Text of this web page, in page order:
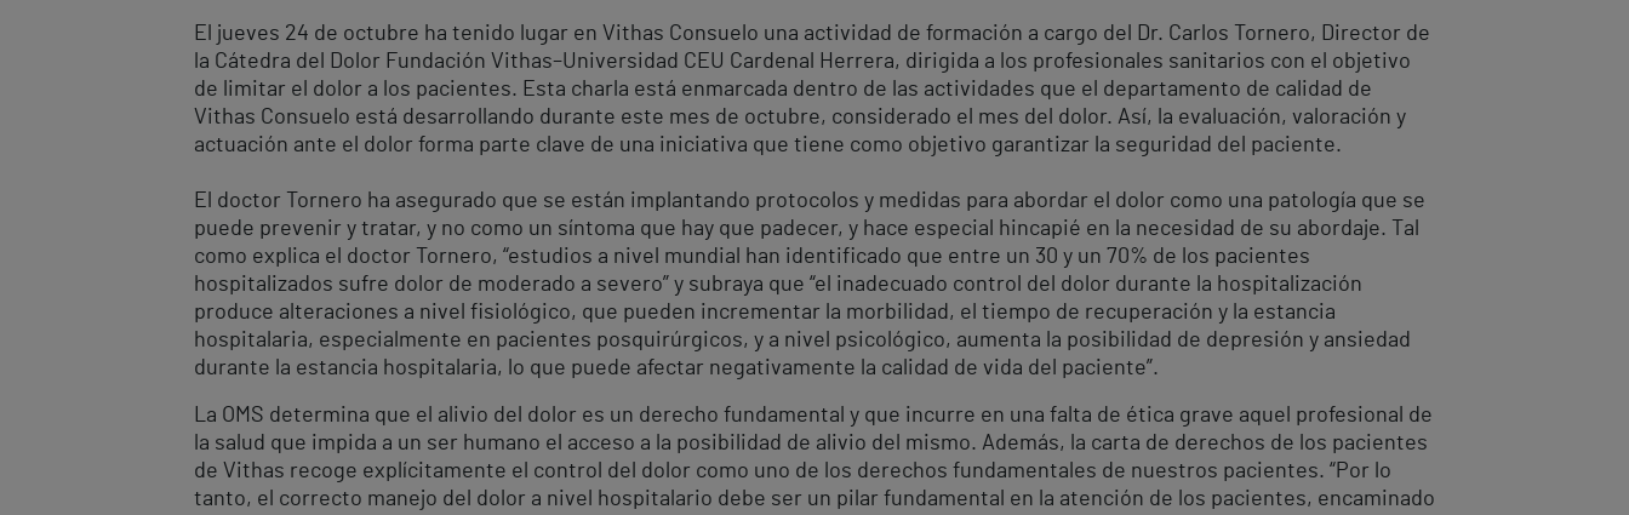
El jueves 24 de octubre ha tenido lugar en Vithas Consuelo una actividad de formación a cargo del Dr. Carlos Tornero, Director de
la Cátedra del Dolor Fundación Vithas–Universidad CEU Cardenal Herrera, dirigida a los profesionales sanitarios con el objetivo
de limitar el dolor a los pacientes. Esta charla está enmarcada dentro de las actividades que el departamento de calidad de
Vithas Consuelo está desarrollando durante este mes de octubre, considerado el mes del dolor. Así, la evaluación, valoración y
actuación ante el dolor forma parte clave de una iniciativa que tiene como objetivo garantizar la seguridad del paciente.
El doctor Tornero ha asegurado que se están implantando protocolos y medidas para abordar el dolor como una patología que se
puede prevenir y tratar, y no como un síntoma que hay que padecer, y hace especial hincapié en la necesidad de su abordaje. Tal
como explica el doctor Tornero, “estudios a nivel mundial han identificado que entre un 30 y un 70% de los pacientes
hospitalizados sufre dolor de moderado a severo” y subraya que “el inadecuado control del dolor durante la hospitalización
produce alteraciones a nivel fisiológico, que pueden incrementar la morbilidad, el tiempo de recuperación y la estancia
hospitalaria, especialmente en pacientes posquirúrgicos, y a nivel psicológico, aumenta la posibilidad de depresión y ansiedad
durante la estancia hospitalaria, lo que puede afectar negativamente la calidad de vida del paciente”.
La OMS determina que el alivio del dolor es un derecho fundamental y que incurre en una falta de ética grave aquel profesional de
la salud que impida a un ser humano el acceso a la posibilidad de alivio del mismo. Además, la carta de derechos de los pacientes
de Vithas recoge explícitamente el control del dolor como uno de los derechos fundamentales de nuestros pacientes. “Por lo
tanto, el correcto manejo del dolor a nivel hospitalario debe ser un pilar fundamental en la atención de los pacientes, encaminado